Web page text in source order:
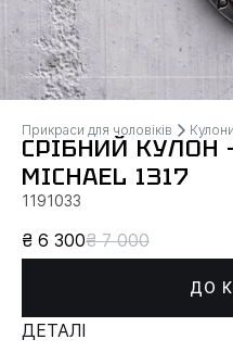
Прикраси для чоловіків Кулони
СРІБНИЙ КУЛОН
MICHAEL 1317
1191033
₴ 6 300₴ 7 000
ДО
ДЕТАЛІ